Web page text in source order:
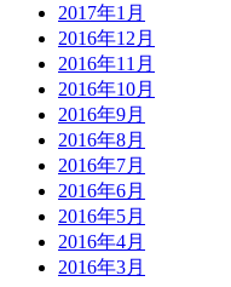
2017年1月
2016年12月
2016年11月
2016年10月
2016年9月
2016年8月
2016年7月
2016年6月
2016年5月
2016年4月
2016年3月